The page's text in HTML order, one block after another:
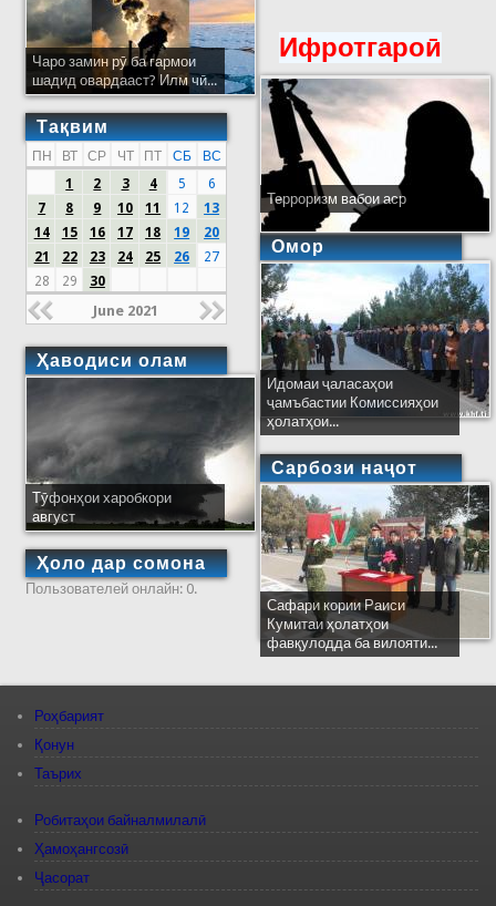
Чаро замин рӯ ба гармои
шадид овардааст? Илм чӣ...
Тақвим
ПН ВТ СР ЧТ ПТ СБ
ВС
1
2 3 4 5
6
7
8 9 10 11 12
13
14
15 16 17 18 19
20
21
22 23 24 25 26
27
28
29 30
June 2021
Ҳаводиси олам
Тӯфонҳои харобкори
август
Ҳоло дар сомона
Пользователей онлайн: 0.
Ифротгароӣ
Терроризм вабои аср
Омор
Идомаи ҷаласаҳои
ҷамъбастии Комиссияҳои
ҳолатҳои...
Сарбози наҷот
Сафари кории Раиси
Кумитаи ҳолатҳои
фавқулодда ба вилояти...
Роҳбарият
Қонун
Таърих
Робитаҳои байналмилалӣ
Ҳамоҳангсозӣ
Ҷасорат